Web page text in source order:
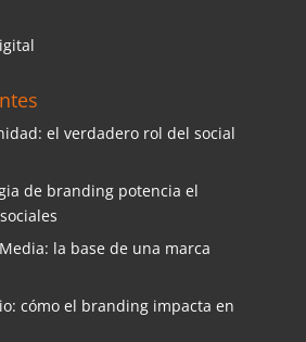
el verdadero rol del social
de branding potencia el
la base de una marca
cómo el branding impacta en